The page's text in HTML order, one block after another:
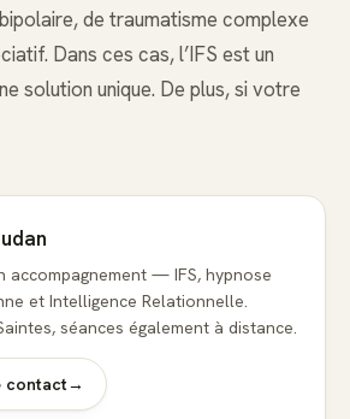
de traumatisme complexe
Dans ces cas, l’IFS est un
solution unique. De plus, si votre
accompagnement — IFS, hypnose
et Intelligence Relationnelle.
séances également à distance.
contact→